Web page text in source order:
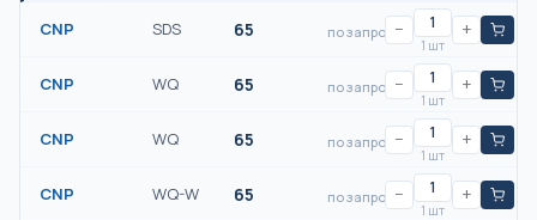
CNP SDS 65 по запросу−
1 шт
+
CNP WQ 65 по запросу−
1 шт
+
CNP WQ 65 по запросу−
1 шт
+
CNP WQ-W 65 по запросу−
1 шт
+